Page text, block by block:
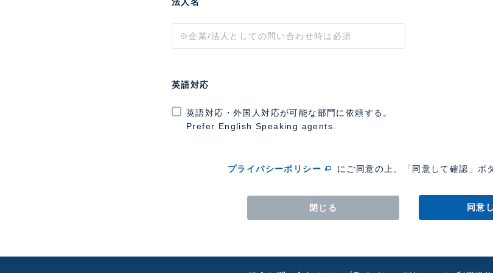
法人名
英語対応
英語対応・外国人対応が可能な部門に依頼する。
Prefer English Speaking agents.
プライバシーポリシー にご同意の上、「同意して確認」ボ
閉じる 同意